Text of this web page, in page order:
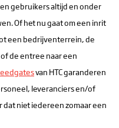
gebruikers altijd en onder
Of het nu gaat om een inrit
een bedrijventerrein, de
de entree naar een
van HTC garanderen
leveranciers en/of
niet iedereen zomaar een